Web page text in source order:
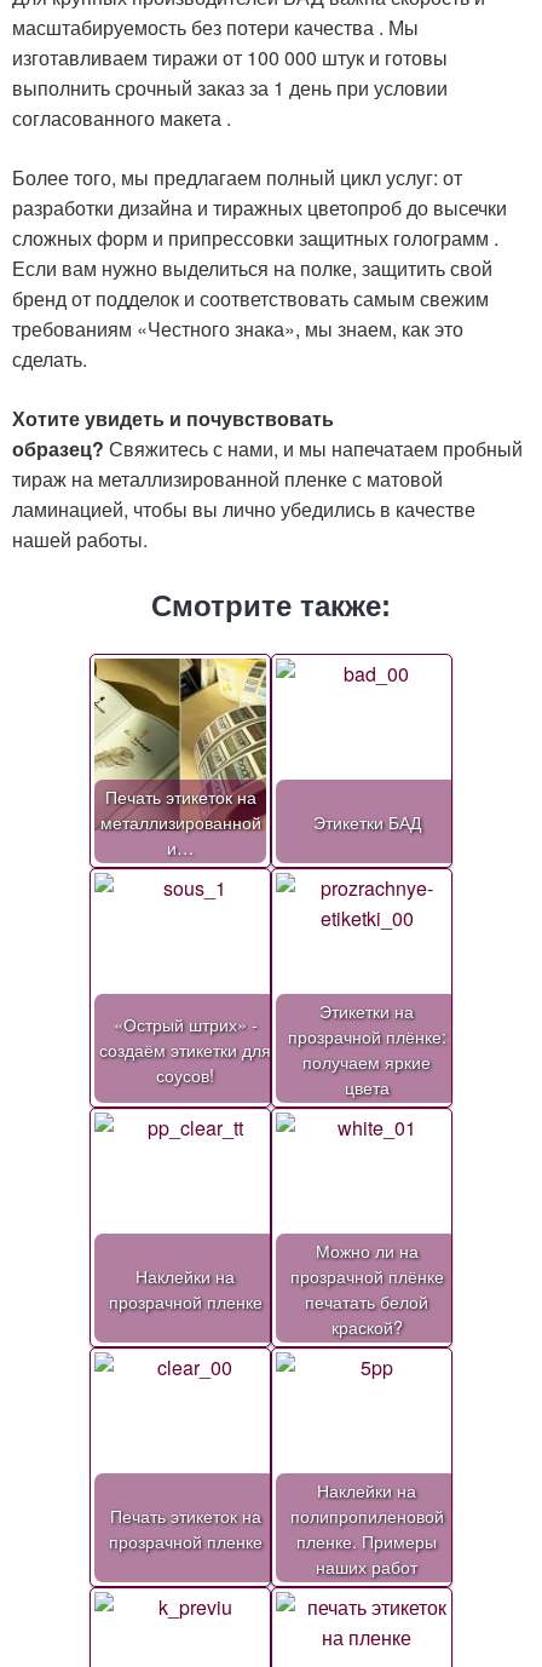
масштабируемость без потери качества . Мы
изготавливаем тиражи от 100 000 штук и готовы
выполнить срочный заказ за 1 день при условии
согласованного макета .
Более того, мы предлагаем полный цикл услуг: от
разработки дизайна и тиражных цветопроб до высечки
сложных форм и припрессовки защитных голограмм .
Если вам нужно выделиться на полке, защитить свой
бренд от подделок и соответствовать самым свежим
требованиям «Честного знака», мы знаем, как это
сделать.
Хотите увидеть и почувствовать
образец? Свяжитесь с нами, и мы напечатаем пробный
тираж на металлизированной пленке с матовой
ламинацией, чтобы вы лично убедились в качестве
нашей работы.
Смотрите также:
Печать этикеток на
металлизированной
и…
Этикетки БАД
«Острый штрих» -
создаём этикетки для
соусов!
Этикетки на
прозрачной плёнке:
получаем яркие
цвета
Наклейки на
прозрачной пленке
Можно ли на
прозрачной плёнке
печатать белой
краской?
Печать этикеток на
прозрачной пленке
Наклейки на
полипропиленовой
пленке. Примеры
наших работ